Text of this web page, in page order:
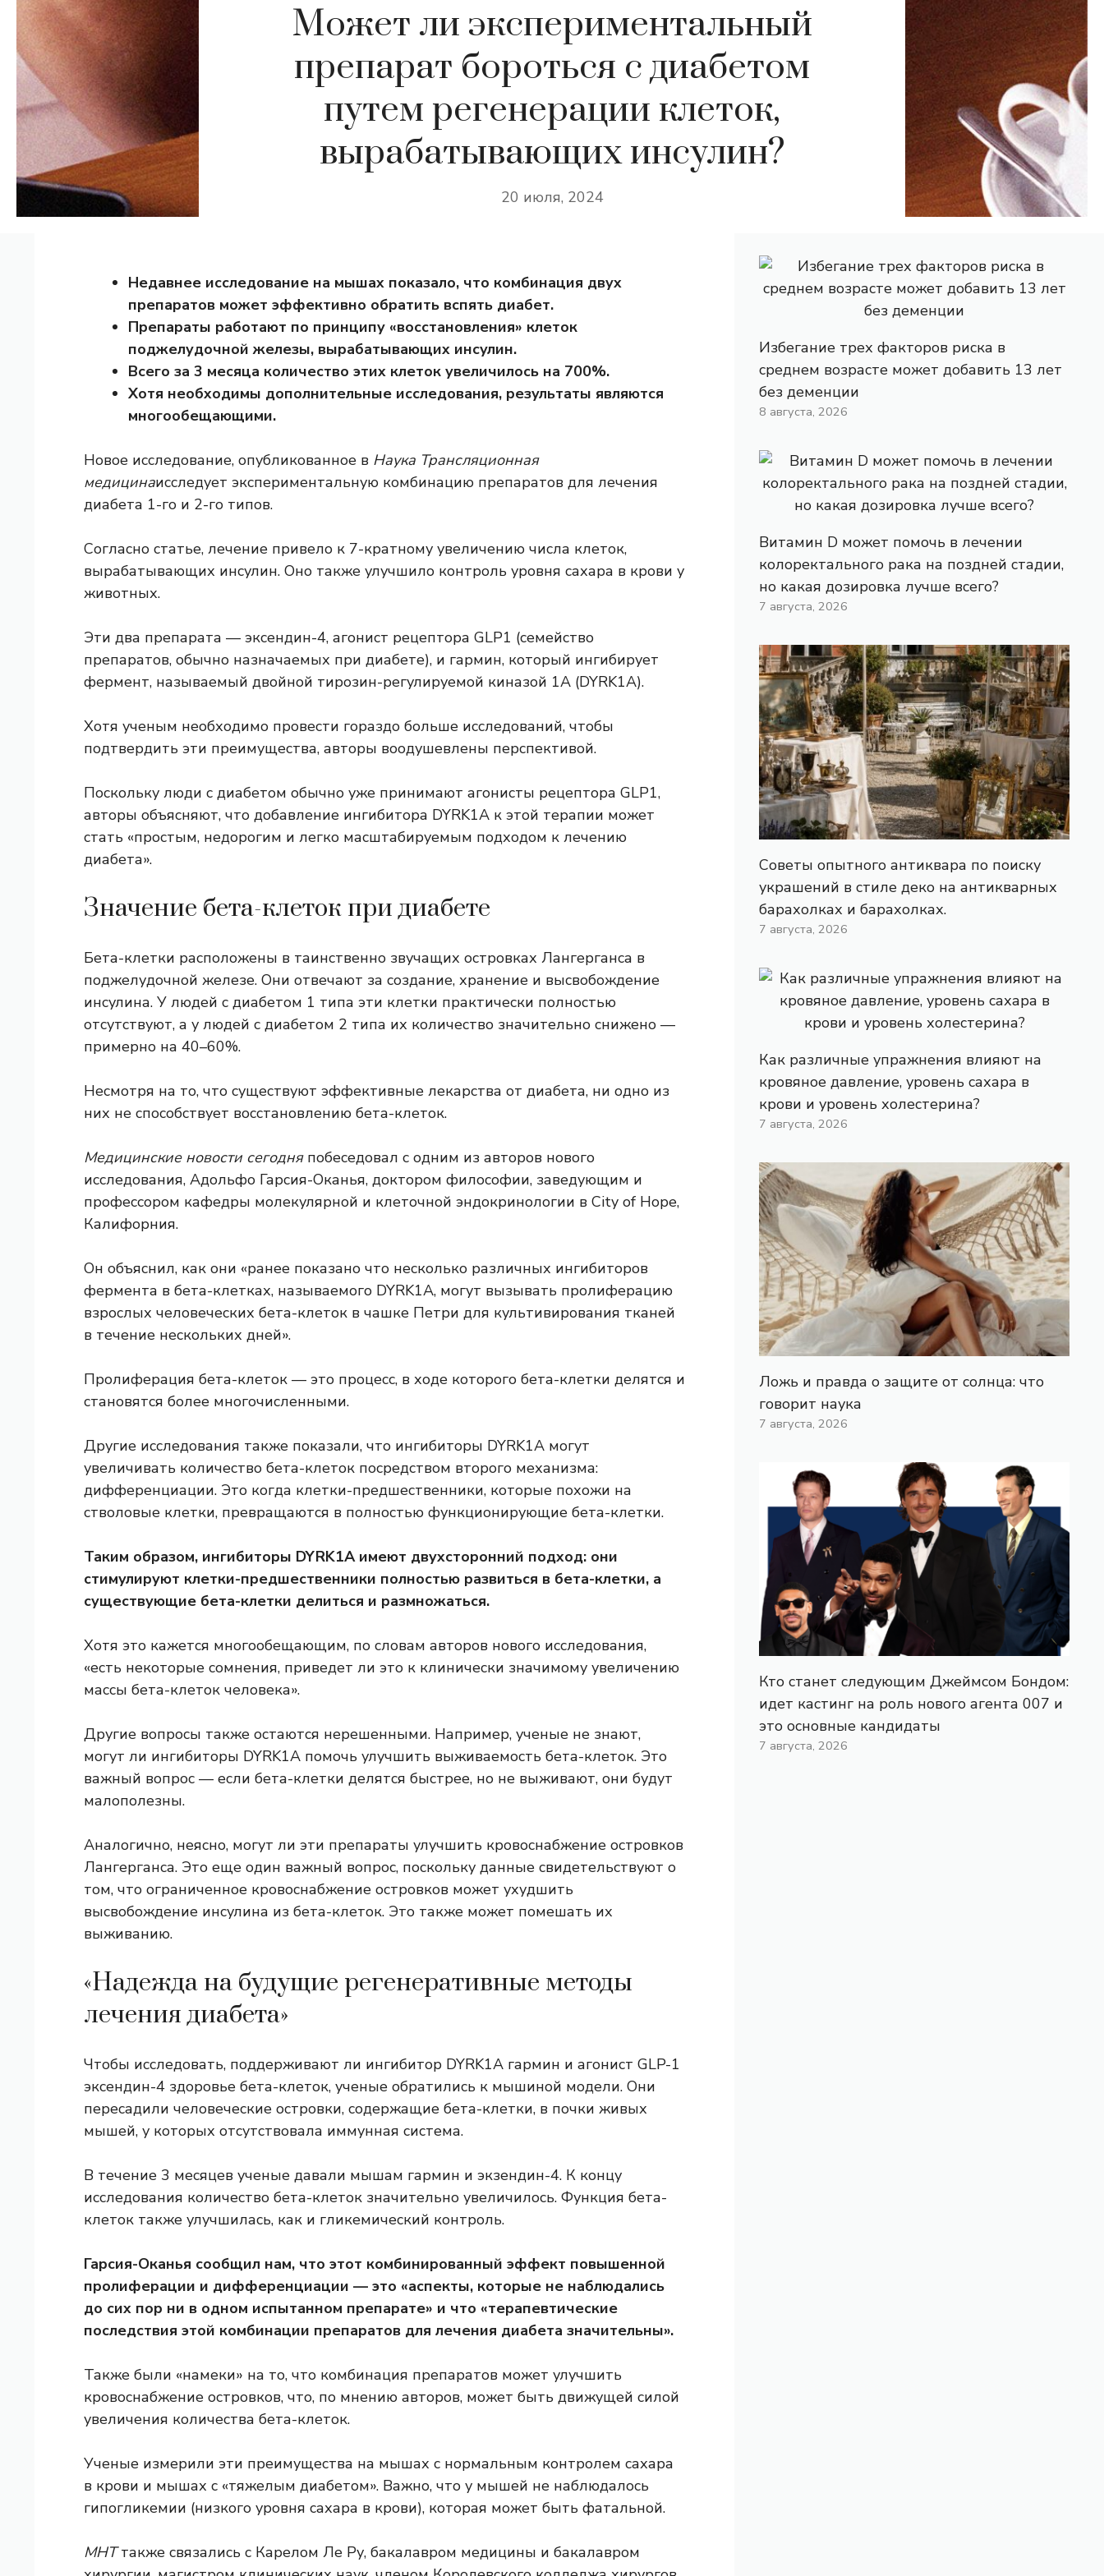
Может ли экспериментальный
препарат бороться с диабетом
путем регенерации клеток,
вырабатывающих инсулин?
20 июля, 2024
Недавнее исследование на мышах показало, что комбинация двух
препаратов может эффективно обратить вспять диабет.
Препараты работают по принципу «восстановления» клеток
поджелудочной железы, вырабатывающих инсулин.
Всего за 3 месяца количество этих клеток увеличилось на 700%.
Хотя необходимы дополнительные исследования, результаты являются
многообещающими.
Новое исследование, опубликованное в Наука Трансляционная
медицинаисследует экспериментальную комбинацию препаратов для лечения
диабета 1-го и 2-го типов.
Согласно статье, лечение привело к 7-кратному увеличению числа клеток,
вырабатывающих инсулин. Оно также улучшило контроль уровня сахара в крови у
животных.
Эти два препарата — эксендин-4, агонист рецептора GLP1 (семейство
препаратов, обычно назначаемых при диабете), и гармин, который ингибирует
фермент, называемый двойной тирозин-регулируемой киназой 1A (DYRK1A).
Хотя ученым необходимо провести гораздо больше исследований, чтобы
подтвердить эти преимущества, авторы воодушевлены перспективой.
Поскольку люди с диабетом обычно уже принимают агонисты рецептора GLP1,
авторы объясняют, что добавление ингибитора DYRK1A к этой терапии может
стать «простым, недорогим и легко масштабируемым подходом к лечению
диабета».
Значение бета-клеток при диабете
Бета-клетки расположены в таинственно звучащих островках Лангерганса в
поджелудочной железе. Они отвечают за создание, хранение и высвобождение
инсулина. У людей с диабетом 1 типа эти клетки практически полностью
отсутствуют, а у людей с диабетом 2 типа их количество значительно снижено —
примерно на 40–60%.
Несмотря на то, что существуют эффективные лекарства от диабета, ни одно из
них не способствует восстановлению бета-клеток.
Медицинские новости сегодняпобеседовал с одним из авторов нового
исследования, Адольфо Гарсия-Оканья, доктором философии, заведующим и
профессором кафедры молекулярной и клеточной эндокринологии в City of Hope,
Калифорния.
Он объяснил, как они «ранее показано что несколько различных ингибиторов
фермента в бета-клетках, называемого DYRK1A, могут вызывать пролиферацию
взрослых человеческих бета-клеток в чашке Петри для культивирования тканей
в течение нескольких дней».
Пролиферация бета-клеток — это процесс, в ходе которого бета-клетки делятся и
становятся более многочисленными.
Другие исследования также показали, что ингибиторы DYRK1A могут
увеличивать количество бета-клеток посредством второго механизма:
дифференциации. Это когда клетки-предшественники, которые похожи на
стволовые клетки, превращаются в полностью функционирующие бета-клетки.
Таким образом, ингибиторы DYRK1A имеют двухсторонний подход: они
стимулируют клетки-предшественники полностью развиться в бета-клетки, а
существующие бета-клетки делиться и размножаться.
Хотя это кажется многообещающим, по словам авторов нового исследования,
«есть некоторые сомнения, приведет ли это к клинически значимому увеличению
массы бета-клеток человека».
Другие вопросы также остаются нерешенными. Например, ученые не знают,
могут ли ингибиторы DYRK1A помочь улучшить выживаемость бета-клеток. Это
важный вопрос — если бета-клетки делятся быстрее, но не выживают, они будут
малополезны.
Аналогично, неясно, могут ли эти препараты улучшить кровоснабжение островков
Лангерганса. Это еще один важный вопрос, поскольку данные свидетельствуют о
том, что ограниченное кровоснабжение островков может ухудшить
высвобождение инсулина из бета-клеток. Это также может помешать их
выживанию.
«Надежда на будущие регенеративные методы
лечения диабета»
Чтобы исследовать, поддерживают ли ингибитор DYRK1A гармин и агонист GLP-1
эксендин-4 здоровье бета-клеток, ученые обратились к мышиной модели. Они
пересадили человеческие островки, содержащие бета-клетки, в почки живых
мышей, у которых отсутствовала иммунная система.
В течение 3 месяцев ученые давали мышам гармин и экзендин-4. К концу
исследования количество бета-клеток значительно увеличилось. Функция бета-
клеток также улучшилась, как и гликемический контроль.
Гарсия-Оканья сообщил нам, что этот комбинированный эффект повышенной
пролиферации и дифференциации — это «аспекты, которые не наблюдались
до сих пор ни в одном испытанном препарате» и что «терапевтические
последствия этой комбинации препаратов для лечения диабета значительны».
Также были «намеки» на то, что комбинация препаратов может улучшить
кровоснабжение островков, что, по мнению авторов, может быть движущей силой
увеличения количества бета-клеток.
Ученые измерили эти преимущества на мышах с нормальным контролем сахара
в крови и мышах с «тяжелым диабетом». Важно, что у мышей не наблюдалось
гипогликемии (низкого уровня сахара в крови), которая может быть фатальной.
МНТтакже связались с Карелом Ле Ру, бакалавром медицины и бакалавром
Избегание трех факторов риска в
среднем возрасте может добавить 13 лет
без деменции
8 августа, 2026
Витамин D может помочь в лечении
колоректального рака на поздней стадии,
но какая дозировка лучше всего?
7 августа, 2026
Советы опытного антиквара по поиску
украшений в стиле деко на антикварных
барахолках и барахолках.
7 августа, 2026
Как различные упражнения влияют на
кровяное давление, уровень сахара в
крови и уровень холестерина?
7 августа, 2026
Ложь и правда о защите от солнца: что
говорит наука
7 августа, 2026
Кто станет следующим Джеймсом Бондом:
идет кастинг на роль нового агента 007 и
это основные кандидаты
7 августа, 2026